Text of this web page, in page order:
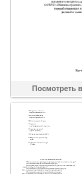
Посмотреть